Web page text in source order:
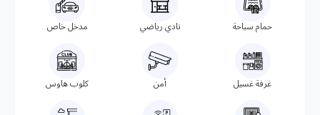
حمام سباحة نادي رياضي مدخل خاص
غرفة غسيل أمن كلوب هاوس